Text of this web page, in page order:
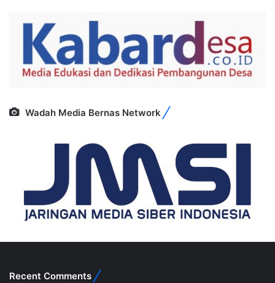
Wadah Media Bernas Network
Recent Comments